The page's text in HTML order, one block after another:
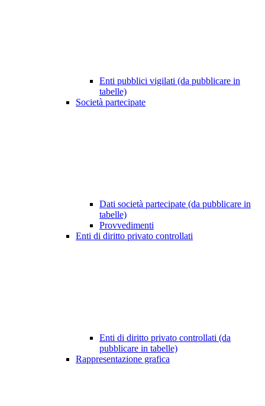
Enti pubblici vigilati (da pubblicare in
tabelle)
Società partecipate
Dati società partecipate (da pubblicare in
tabelle)
Provvedimenti
Enti di diritto privato controllati
Enti di diritto privato controllati (da
pubblicare in tabelle)
Rappresentazione grafica